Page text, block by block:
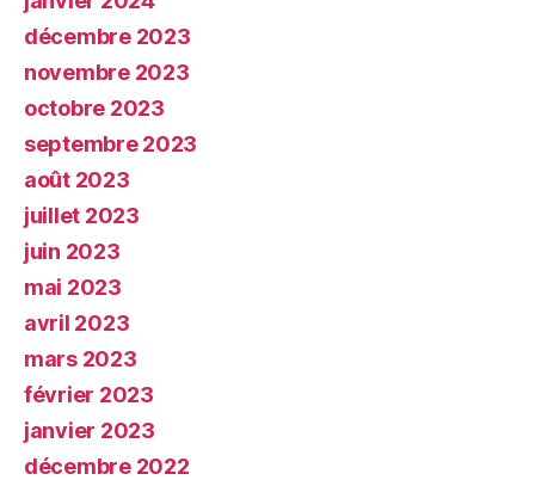
décembre 2023
novembre 2023
octobre 2023
septembre 2023
août 2023
juillet 2023
juin 2023
mai 2023
avril 2023
mars 2023
février 2023
janvier 2023
décembre 2022